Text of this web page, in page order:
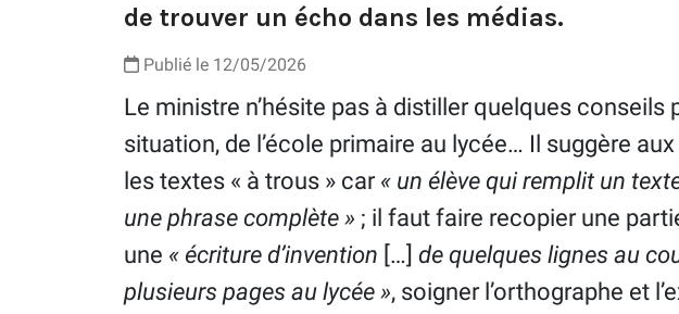
de trouver un écho dans les médias.
Publié le 12/05/2026
Le ministre n’hésite pas à distiller quelques conseils
situation, de l’école primaire au lycée… Il suggère
les textes « à trous » car « un élève qui remplit un
une phrase complète » ; il faut faire recopier une
une « écriture d’invention […] de quelques lignes au
plusieurs pages au lycée », soigner l’orthographe et